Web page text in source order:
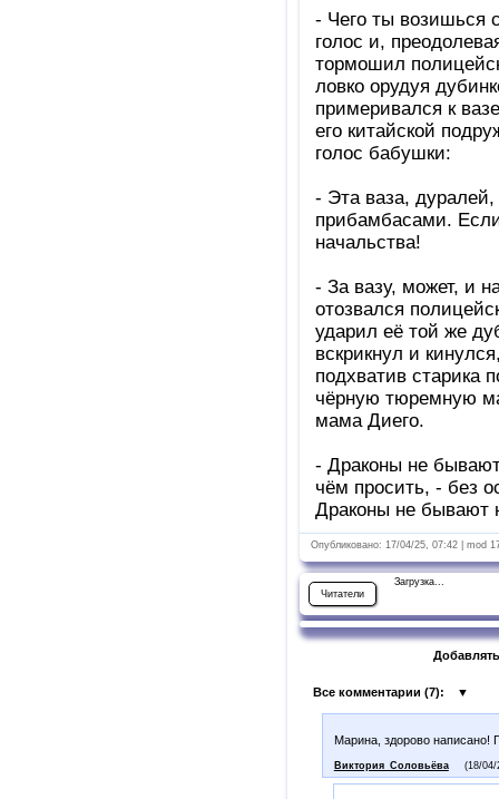
- Чего ты возишься
голос и,
тормошил
ловко орудуя
примеривался к
его китайской
голос бабушки:
- Эта ваза,
прибамбасами.
начальства!
- За вазу, может, и
отозвался
ударил её той же
вскрикнул и
подхватив старика
чёрную тюремную
мама Диего.
- Драконы не
чём просить, - без
Драконы не
Опубликовано: 17/04/25, 07:42 | mod
Читатели
Загрузка...
Все комментарии (7): ▼
Марина, здорово написано!
Виктория_Соловьёва (18/04/